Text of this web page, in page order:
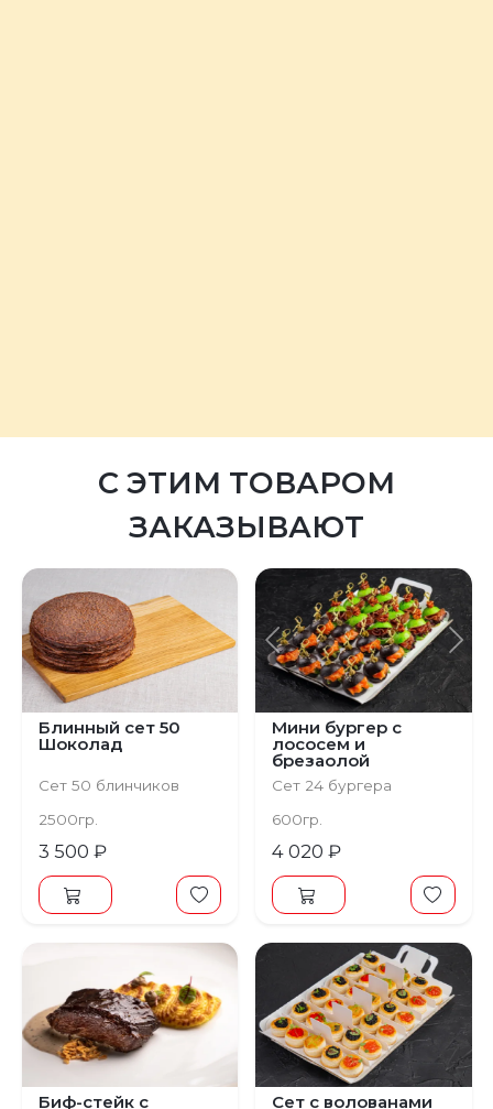
С ЭТИМ ТОВАРОМ
ЗАКАЗЫВАЮТ
Блинный сет 50
Шоколад
Сет 50 блинчиков
2500гр.
3 500 ₽
Предыдущий
Мини бургер с
лососем и
брезаолой
(микробургер)
Сет 24 бургера
600гр.
4 020 ₽
Биф-стейк с Сет с волованами